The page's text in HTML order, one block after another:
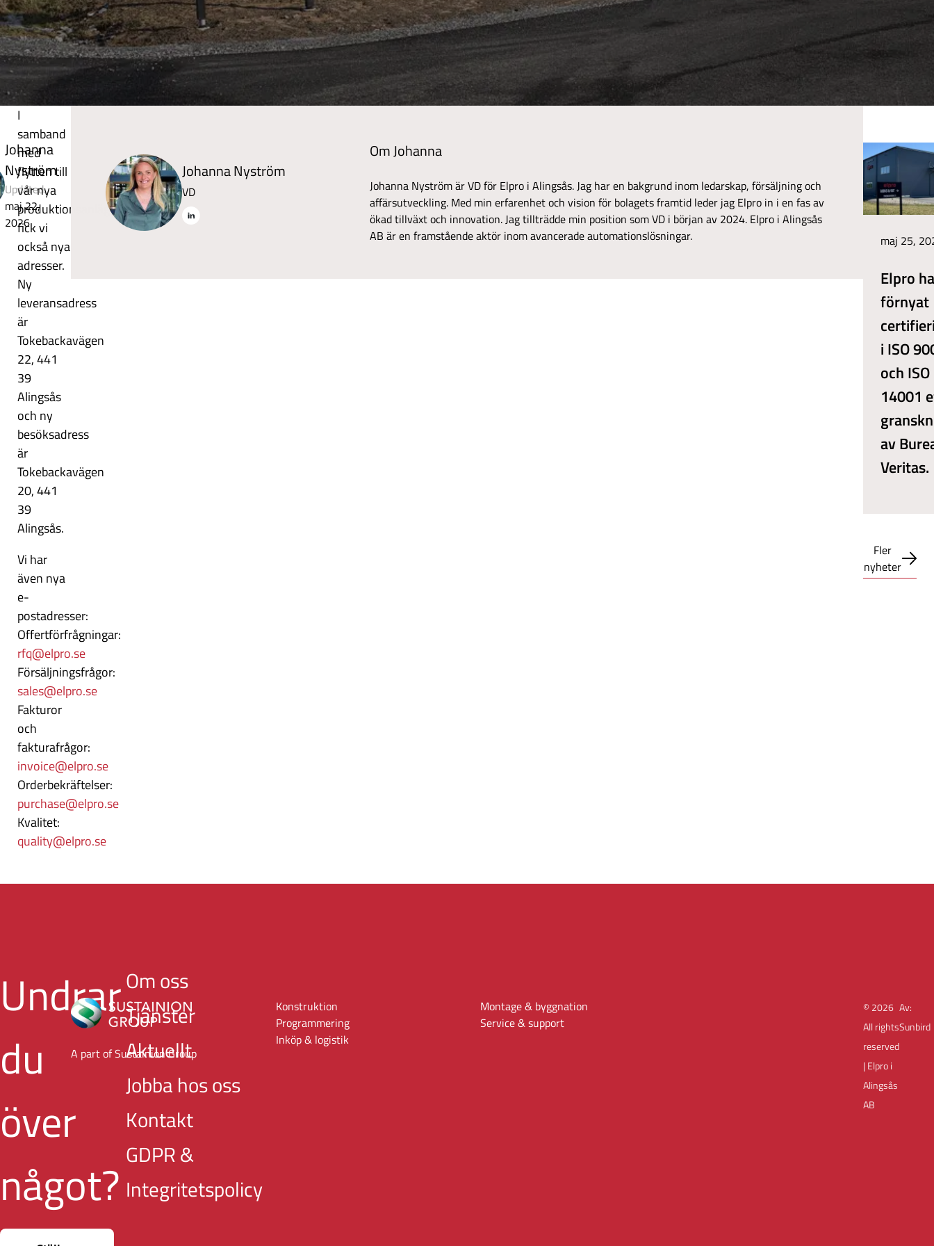
PLC och Automationssystem
Programmering – styrsystem
& elautomation
Service & support –
automation & elkonstruktion
Johanna
Nyström
Updated:
maj 22,
2026
I
samband
med
flytten till
vår nya
produktionsanläggning
fick vi
också nya
adresser.
Ny
leveransadress
är
Tokebackavägen
22, 441
39
Alingsås
och ny
besöksadress
är
Tokebackavägen
20, 441
39
Alingsås.
Vi har
även nya
e-
postadresser:
Offertförfrågningar:
rfq@elpro.se
Försäljningsfrågor:
sales@elpro.se
Fakturor
och
fakturafrågor:
invoice@elpro.se
Orderbekräftelser:
purchase@elpro.se
Kvalitet:
quality@elpro.se
Johanna Nyström
VD
Om Johanna
Johanna Nyström är VD för Elpro i Alingsås. Jag har en bakgrund inom ledarskap, försäljning och
affärsutveckling. Med min erfarenhet och vision för bolagets framtid leder jag Elpro in i en fas av
ökad tillväxt och innovation. Jag tillträdde min position som VD i början av 2024. Elpro i Alingsås
AB är en framstående aktör inom avancerade automationslösningar.
maj 25,
Elpro
förnyat
i ISO
och ISO
14001
av
Veritas.
Fler
nyheter
Undrar
du
över
något?
Om oss
Tjänster
Aktuellt
Jobba hos oss
Kontakt
GDPR &
Integritetspolicy
A part of Sustainion Group
Konstruktion
Programmering
Inköp & logistik
Montage & byggnation
Service & support
© 2026
All rights
reserved
| Elpro i
Alingsås
AB
Av:
Sunbird